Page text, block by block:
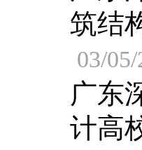
筑结
03/
广东
计高